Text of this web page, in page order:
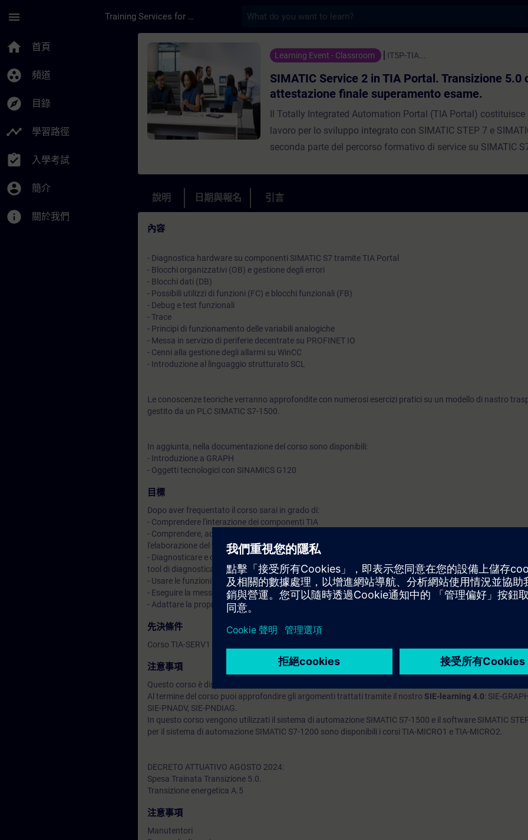
menu Training Services for Digital Industries
home 首頁
group_work 頻道
explore 目錄
timeline 學習路徑
assignment_turned_in 入學考試
account_circle 簡介
info 關於我們
課程 - SIMATIC Service 2 in TIA Portal. Transizione 5.0 con
Learning Event - Classroom IT5P-TIA...
SIMATIC Service 2 in TIA Portal. Transizione 5.0
attestazione finale superamento esame.
Il Totally Integrated Automation Portal (TIA Portal) costituisce
lavoro per lo sviluppo integrato con SIMATIC STEP 7 e
seconda parte del percorso formativo di service su SIMATIC
azionamenti SINAMICS e PROFINET IO. Amplierai le tue
risoluzione dei problemi e sulla correzione degli errori
sistema di controllo e monitoraggio dell'operatore e a
strutturato), ad implementare un controllo sequenziale in
il tuo impianto alle nuove esigenze e ridurre i tempi di fermo
corso prevede il sostenimento di una prova finale che si
raggiungimento di minimo 8 punti su 10.Solo in tal caso sarà
說明 日期與報名 引言
內容
- Diagnostica hardware su componenti SIMATIC S7 tramite TIA Portal
- Blocchi organizzativi (OB) e gestione degli errori
- Blocchi dati (DB)
- Possibili utilizzi di funzioni (FC) e blocchi funzionali (FB)
- Debug e test funzionali
- Trace
- Principi di funzionamento delle variabili analogiche
- Messa in servizio di periferie decentrate su PROFINET IO
- Cenni alla gestione degli allarmi su WinCC
- Introduzione al linguaggio strutturato SCL
Le conoscenze teoriche verranno approfondite con numerosi esercizi pratici su un modello di nastro
gestito da un PLC SIMATIC S7-1500.
In aggiunta, nella documentazione del corso sono disponibili:
- Introduzione a GRAPH
- Oggetti tecnologici con SINAMICS G120
目標
Dopo aver frequentato il corso sarai in grado di:
- Comprendere l'interazione dei componenti TIA
- Comprendere, adattare ed espandere programmi STEP 7 (TIA Portal) esistenti, comprese le sequenze di
l'elaborazione del valore analogico
- Diagnosticare e correggere sistematicamente errori hardware e software nel sistema di automazione
tool di diagnostica integrati in TIA Portal
- Usare le funzioni di test nel linguaggio di controllo strutturato (SCL)
- Eseguire la messa in servizio specifica dei componenti TIA
- Adattare la propria configurazione SIMATIC WinCC alle nuove esigenze mediante piccole modifiche o
先決條件
Corso TIA-SERV1 o equivalenti conoscenze base dei sistemi di automazione.
注意事項
Questo corso è disponibile anche come corso serale: TIA-SERV2/S.
Al termine del corso puoi approfondire gli argomenti trattati tramite il nostro SIE-learning 4.0: SIE-
SIE-PNADV, SIE-PNDIAG.
In questo corso vengono utilizzati il sistema di automazione SIMATIC S7-1500 e il software SIMATIC
per il sistema di automazione SIMATIC S7-1200 sono disponibili i corsi TIA-MICRO1 e TIA-MICRO2.
DECRETO ATTUATIVO AGOSTO 2024:
Spesa Trainata Transizione 5.0.
Transizione energetica A.5
注意事項
Manutentori